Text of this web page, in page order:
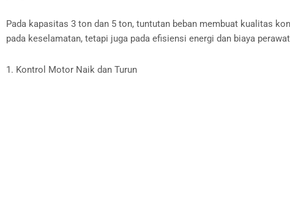
Pada kapasitas 3 ton dan 5 ton, tuntutan beban membuat kualitas
pada keselamatan, tetapi juga pada efisiensi energi dan biaya
1. Kontrol Motor Naik dan Turun